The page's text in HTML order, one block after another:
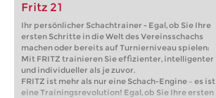
Fritz 21
Ihr persönlicher Schachtrainer - Egal, ob Sie Ihre
ersten Schritte in die Welt des Vereinsschachs
machen oder bereits auf Turnierniveau spielen:
Mit FRITZ trainieren Sie effizienter, intelligenter
und individueller als je zuvor.
FRITZ ist mehr als nur eine Schach-Engine – es ist
eine Trainingsrevolution! Egal, ob Sie Ihre ersten